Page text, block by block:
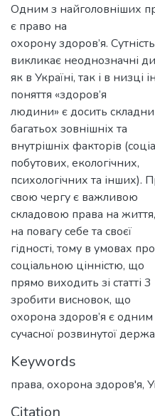
Одним з найголовніших
є право на
охорону здоров’я.
викликає неоднозначні
як в Україні, так і в низці
поняття «здоров’я
людини» є досить
багатьох зовнішніх та
внутрішніх факторів
побутових, екологічних,
психологічних та інших).
свою чергу є важливою
складовою права на
на повагу себе та своєї
гідності, тому в умовах
соціальною цінністю, що
прямо виходить зі статті
зробити висновок, що
охорона здоров’я є
сучасної розвинутої
Keywords
права, охорона здоров'я,
Citation